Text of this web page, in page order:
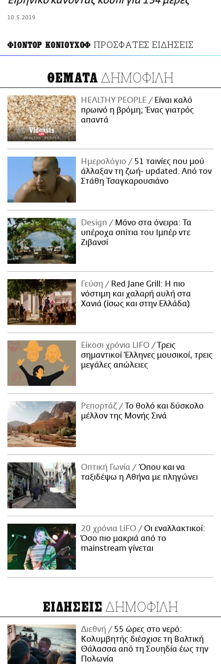
10.5.2019
ΦΙΟΝΤΟΡ ΚΟΝΙΟΥΧΟΦ ΠΡΟΣΦΑΤΕΣ ΕΙΔΗΣΕΙΣ
ΘΕΜΑΤΑ ΔΗΜΟΦΙΛΗ
HEALTHY PEOPLE
Είναι καλό
πρωινό η βρόμη; Ένας γιατρός
απαντά
Ημερολόγιο
51 ταινίες που μού
άλλαξαν τη ζωή- updated. Aπό τον
Στάθη Τσαγκαρουσιάνο
Design
Μόνο στα όνειρα: Τα
υπέροχα σπίτια του Ιμπέρ ντε
Ζιβανσί
Γεύση
Red Jane Grill: Η πιο
νόστιμη και χαλαρή αυλή στα
Χανιά (ίσως και στην Ελλάδα)
Είκοσι χρόνια LIFO
Tρεις
σημαντικοί Έλληνες μουσικοί, τρεις
μεγάλες απώλειες
Ρεπορτάζ
Το θολό και δύσκολο
μέλλον της Μονής Σινά
Οπτική Γωνία
Όπου και να
ταξιδέψω η Αθήνα με πληγώνει
20 χρόνια LiFO
Οι εναλλακτικοί:
Όσο πιο μακριά από το
mainstream γίνεται
ΕΙΔΗΣΕΙΣ ΔΗΜΟΦΙΛΗ
Διεθνή
55 ώρες στο νερό:
Κολυμβητής διέσχισε τη Βαλτική
Θάλασσα από τη Σουηδία έως την
Πολωνία